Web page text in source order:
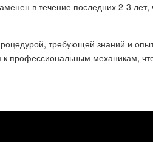
в течение последних 2-3 лет,
требующей знаний и
к профессиональным механикам,